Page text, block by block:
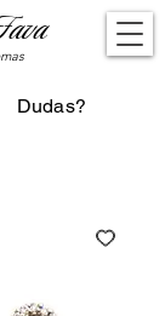
Dudas?